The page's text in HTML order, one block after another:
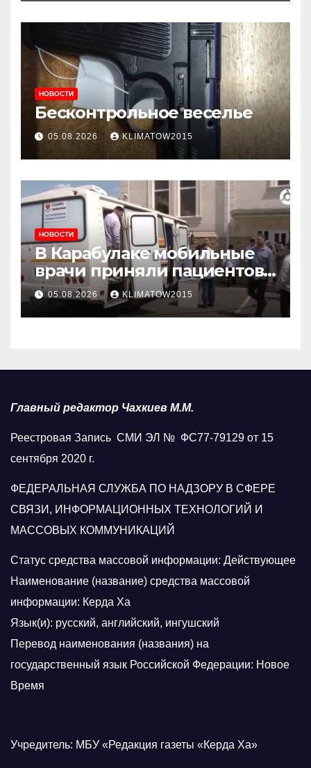
НОВОСТИ
Бесконтрольное веселье
05.08.2026 KLIMATOW2015
НОВОСТИ
В Карабулаке мобильные
врачи приняли пациентов
у стен мечети
05.08.2026 KLIMATOW2015
Главный редактор Чахкиев М.М.
Реестровая Запись СМИ ЭЛ № ФС77-79129 от 15
сентября 2020 г.
ФЕДЕРАЛЬНАЯ СЛУЖБА ПО НАДЗОРУ В СФЕРЕ
СВЯЗИ, ИНФОРМАЦИОННЫХ ТЕХНОЛОГИЙ И
МАССОВЫХ КОММУНИКАЦИЙ
Статус средства массовой информации: Действующее
Наименование (название) средства массовой
информации: Керда Ха
Язык(и): русский, английский, ингушский
Перевод наименования (названия) на
государственный язык Российской Федерации: Новое
Время
Учредитель: МБУ «Редакция газеты «Керда Ха»